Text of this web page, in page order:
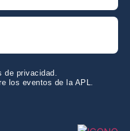
privacidad.
los eventos de la APL.